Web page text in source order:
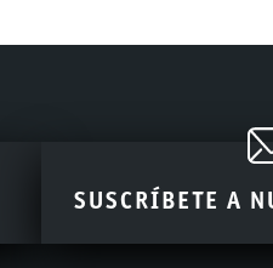
SUSCRÍBETE A